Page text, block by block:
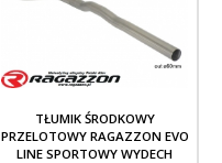
TŁUMIK ŚRODKOWY
PRZELOTOWY RAGAZZON EVO
LINE SPORTOWY WYDECH